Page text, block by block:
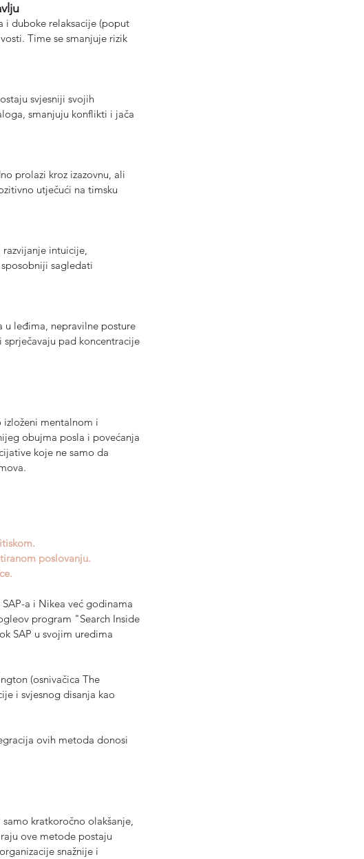
i duboke relaksacije (poput
Time se smanjuje rizik
svjesniji svojih
smanjuju konflikti i jača
prolazi kroz izazovnu, ali
utječući na timsku
intuicije,
sagledati
leđima, nepravilne posture
pad koncentracije
izloženi mentalnom i
obujma posla i povećanja
koje ne samo da
poslovanju.
a i Nikea već godinama
program "Search Inside
SAP u svojim uredima
(osnivačica The
i svjesnog disanja kao
ovih metoda donosi
kratkoročno olakšanje,
ove metode postaju
snažnije i